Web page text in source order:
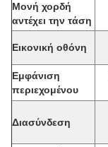
Μονή χορδή
αντέχει την τάση
Εικονική οθόνη
Εμφάνιση
περιεχομένου
Διασύνδεση